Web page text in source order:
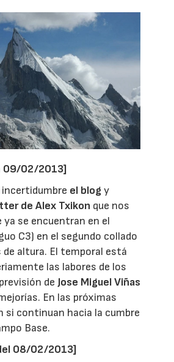
09/02/2013]
el blog y
de Alex Txikon que nos
ya se encuentran en el
C3) en el segundo collado
altura. El temporal está
las labores de los
de Jose Miguel Viñas
En las próximas
si continuan hacia la cumbre
Base.
08/02/2013]